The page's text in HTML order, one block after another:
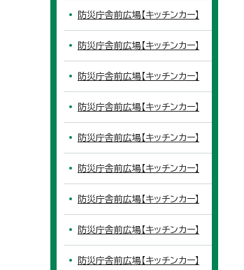
防災庁舎前広場【キッチンカー】
防災庁舎前広場【キッチンカー】
防災庁舎前広場【キッチンカー】
防災庁舎前広場【キッチンカー】
防災庁舎前広場【キッチンカー】
防災庁舎前広場【キッチンカー】
防災庁舎前広場【キッチンカー】
防災庁舎前広場【キッチンカー】
防災庁舎前広場【キッチンカー】